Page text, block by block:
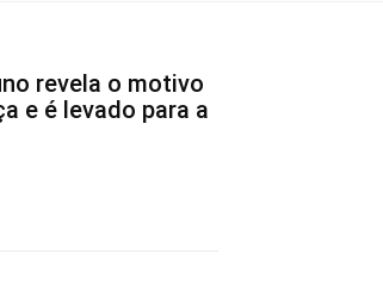
revela o motivo
e é levado para a